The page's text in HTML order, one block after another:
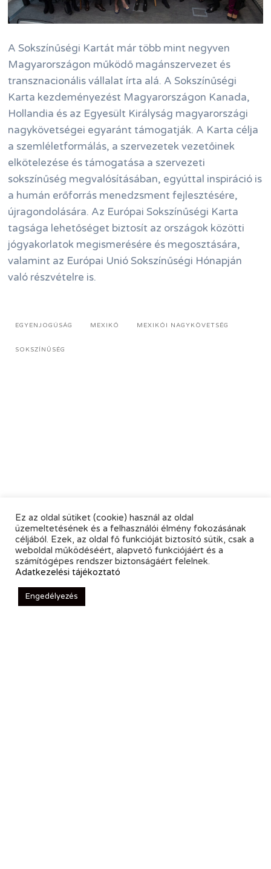
A Sokszínűségi Kartát már több mint negyven
Magyarországon működő magánszervezet és
transznacionális vállalat írta alá. A Sokszínűségi
Karta kezdeményezést Magyarországon Kanada,
Hollandia és az Egyesült Királyság magyarországi
nagykövetségei egyaránt támogatják. A Karta célja
a szemléletformálás, a szervezetek vezetőinek
elkötelezése és támogatása a szervezeti
sokszínűség megvalósításában, egyúttal inspiráció is
a humán erőforrás menedzsment fejlesztésére,
újragondolására. Az Európai Sokszínűségi Karta
tagsága lehetőséget biztosít az országok közötti
jógyakorlatok megismerésére és megosztására,
valamint az Európai Unió Sokszínűségi Hónapján
való részvételre is.
EGYENJOGÚSÁG MEXIKÓ MEXIKÓI NAGYKÖVETSÉG
SOKSZÍNŰSÉG
Ez az oldal sütiket (cookie) használ az oldal
üzemeltetésének és a felhasználói élmény fokozásának
céljából. Ezek, az oldal fő funkcióját biztosító sütik, csak a
weboldal működéséért, alapvető funkciójáért és a
számítógépes rendszer biztonságáért felelnek.
Adatkezelési tájékoztató
Engedélyezés